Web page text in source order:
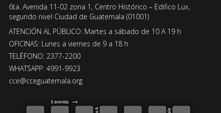
6ta. Avenida 11-02 zona 1, Centro Histórico – Edifico Lux,
segundo nivel Ciudad de Guatemala (01001)
ATENCIÓN AL PÚBLICO: Martes a sábado de 10 A 19 h
OFICINAS: Lunes a viernes de 9 a 18 h
TELÉFONO: 2377-2200
WHATSAPP: 4991-9923
cce@cceguatemala.org